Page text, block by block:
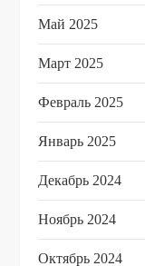
Май 2025
Март 2025
Февраль 2025
Январь 2025
Декабрь 2024
Ноябрь 2024
Октябрь 2024